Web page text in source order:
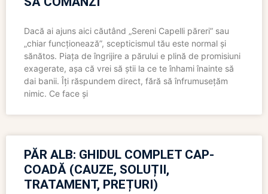
Dacă ai ajuns aici căutând „Sereni Capelli păreri” sau
„chiar funcționează”, scepticismul tău este normal și
sănătos. Piața de îngrijire a părului e plină de promisiuni
exagerate, așa că vrei să știi la ce te înhami înainte să
dai banii. Îți răspundem direct, fără să înfrumusețăm
nimic. Ce face și
PĂR ALB: GHIDUL COMPLET CAP-
COADĂ (CAUZE, SOLUȚII,
TRATAMENT, PREȚURI)